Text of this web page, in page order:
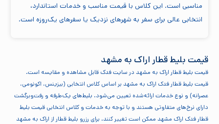
مناسبی است. این کلاس با قیمت مناسب و خدمات استاندارد،
انتخابی عالی برای سفر به شهرهای نزدیک یا سفرهای یک‌روزه است.
قیمت بلیط قطار اراک به مشهد
قیمت بلیط قطار اراک به مشهد در سایت فدک قابل مشاهده و مقایسه است.
قیمت بلیط قطار فدک اراک به مشهد بر اساس کلاس انتخابی (بیزینس، اکونومی،
عصرانه) و نوع خدمات ارائه‌شده تعیین می‌شود. بلیط‌های یک‌طرفه و رفت‌وبرگشت
دارای نرخ‌های متفاوتی هستند و با توجه به خدمات و کلاس انتخابی قیمت بلیط
قطار فدک اراک مشهد ممکن است تغییر کنند. برای رزرو بلیط قطار از اراک به مشهد